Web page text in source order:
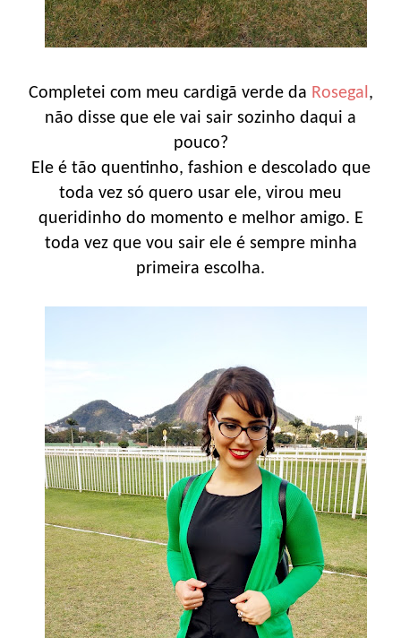
Completei com meu cardigã verde da Rosegal ,
não disse que ele vai sair sozinho daqui a
pouco?
Ele é tão quentinho, fashion e descolado que
toda vez só quero usar ele, virou meu
queridinho do momento e melhor amigo. E
toda vez que vou sair ele é sempre minha
primeira escolha.